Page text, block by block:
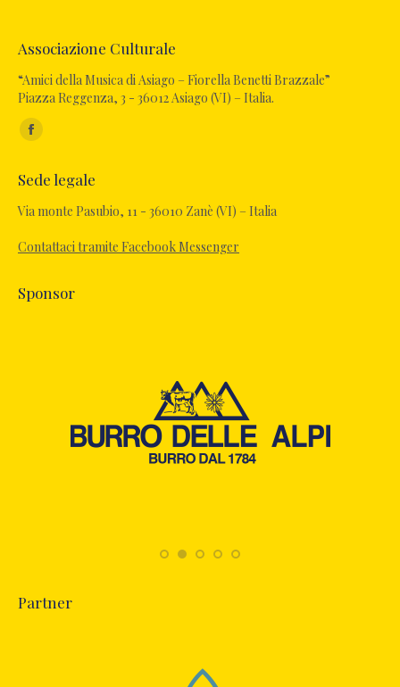
Associazione Culturale
“Amici della Musica di Asiago – Fiorella Benetti Brazzale”
Piazza Reggenza, 3 - 36012 Asiago (VI) – Italia.
Ci puoi trovare su:
Facebook
opens
in
window
Sede legale
Via monte Pasubio, 11 - 36010 Zanè (VI) – Italia
Contattaci tramite Facebook Messenger
Sponsor
Partner